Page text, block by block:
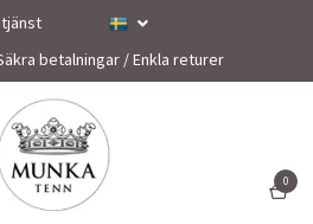
betalningar / Enkla returer
0